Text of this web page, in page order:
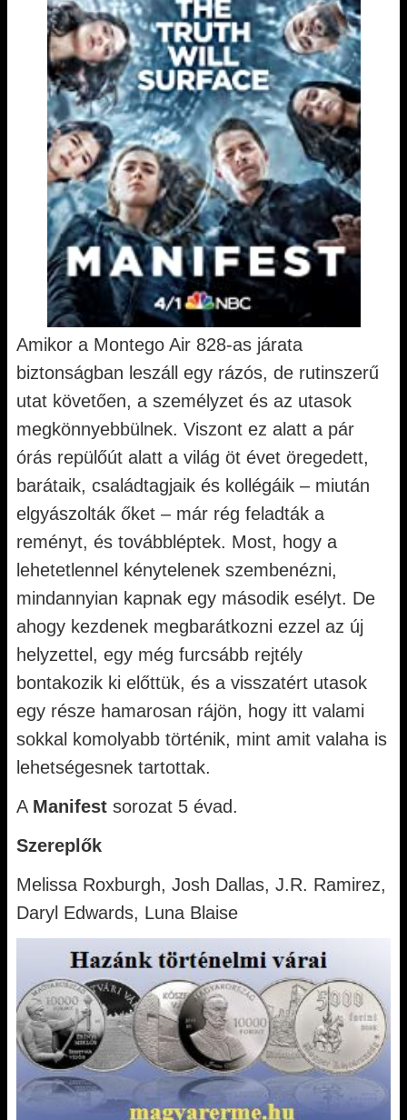
Amikor a Montego Air 828-as járata
biztonságban leszáll egy rázós, de rutinszerű
utat követően, a személyzet és az utasok
megkönnyebbülnek. Viszont ez alatt a pár
órás repülőút alatt a világ öt évet öregedett,
barátaik, családtagjaik és kollégáik – miután
elgyászolták őket – már rég feladták a
reményt, és továbbléptek. Most, hogy a
lehetetlennel kénytelenek szembenézni,
mindannyian kapnak egy második esélyt. De
ahogy kezdenek megbarátkozni ezzel az új
helyzettel, egy még furcsább rejtély
bontakozik ki előttük, és a visszatért utasok
egy része hamarosan rájön, hogy itt valami
sokkal komolyabb történik, mint amit valaha is
lehetségesnek tartottak.
A Manifest sorozat 5 évad.
Szereplők
Melissa Roxburgh, Josh Dallas, J.R. Ramirez,
Daryl Edwards, Luna Blaise